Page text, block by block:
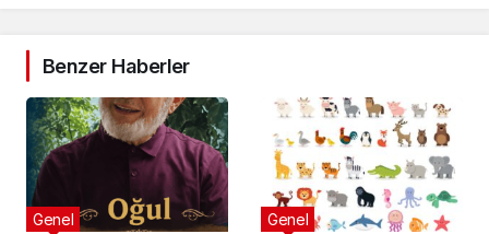
Benzer Haberler
Genel Genel